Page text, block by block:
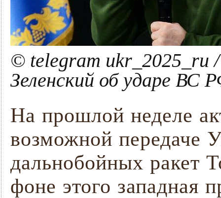
© telegram
Зеленский об ударе ВС
На прошлой неделе
возможной передаче
дальнобойных ракет
фоне этого западная